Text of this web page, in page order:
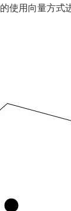
使用向量方式